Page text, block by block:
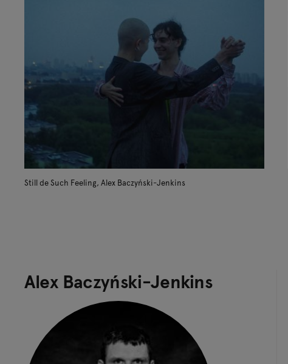
Still de Such Feeling, Alex Baczyński-Jenkins
Alex Baczyński-Jenkins